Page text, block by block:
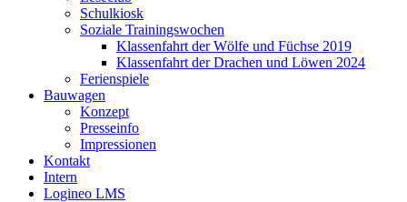
Schulkiosk
Soziale Trainingswochen
Klassenfahrt der Wölfe und Füchse 2019
Klassenfahrt der Drachen und Löwen 2024
Ferienspiele
Bauwagen
Konzept
Presseinfo
Impressionen
Kontakt
Intern
Logineo LMS